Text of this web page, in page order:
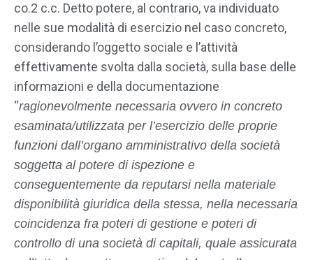
co.2 c.c. Detto potere, al contrario, va individuato
nelle sue modalità di esercizio nel caso concreto,
considerando l’oggetto sociale e l’attività
effettivamente svolta dalla società, sulla base delle
informazioni e della documentazione
“ragionevolmente necessaria ovvero in concreto
esaminata/utilizzata per l’esercizio delle proprie
funzioni dall’organo amministrativo della società
soggetta al potere di ispezione e
conseguentemente da reputarsi nella materiale
disponibilità giuridica della stessa, nella necessaria
coincidenza fra poteri di gestione e poteri di
controllo di una società di capitali, quale assicurata